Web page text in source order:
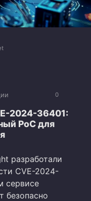
0
2024-36401:
PoC для
разработали
CVE-2024-
сервисе
безопасно